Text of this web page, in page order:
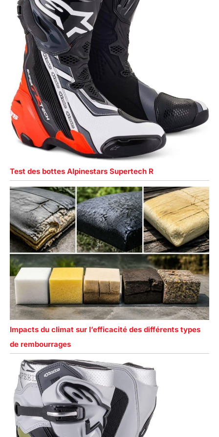
Test des bottes Alpinestars Supertech R
Impacts du climat sur l’efficacité des différents types
de rembourrages